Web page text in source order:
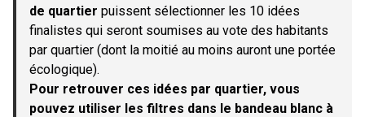
de quartier puissent sélectionner les 10 idées
finalistes qui seront soumises au vote des habitants
par quartier (dont la moitié au moins auront une portée
écologique).
Pour retrouver ces idées par quartier, vous
pouvez utiliser les filtres dans le bandeau blanc à